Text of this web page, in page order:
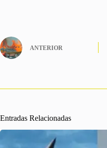
ANTERIOR
Entradas Relacionadas